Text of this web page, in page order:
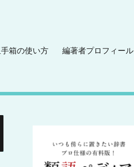
箱の使い方 編著者プロフィール